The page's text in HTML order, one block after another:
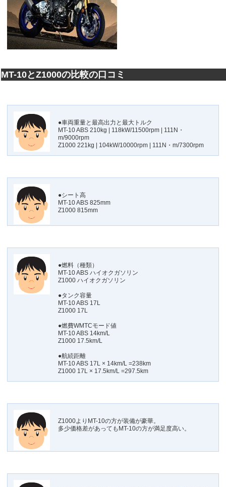
MT-10とZ1000の比較の口コミ
●車両重量と最高出力と最大トルク
MT-10 ABS 210kg | 118kW/11500rpm | 111N・
m/9000rpm
Z1000 221kg | 104kW/10000rpm | 111N・m/7300rpm
●シート高
MT-10 ABS 825mm
Z1000 815mm
●燃料（種類）
MT-10 ABS ハイオクガソリン
Z1000 ハイオクガソリン
●タンク容量
MT-10 ABS 17L
Z1000 17L
●燃費WMTCモード値
MT-10 ABS 14km/L
Z1000 17.5km/L
●航続距離
MT-10 ABS 17L × 14km/L =238km
Z1000 17L × 17.5km/L =297.5km
Z1000よりMT-10の方が装備が豪華。
多少価格差があってもMT-10の方が満足度高い。